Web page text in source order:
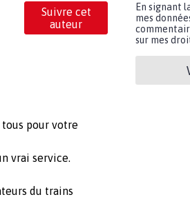
Suivre cet
auteur
pour votre
vrai service.
du trains
En signant
mes
sur mes